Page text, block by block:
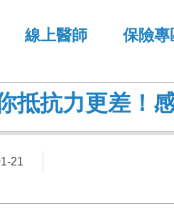
線上醫師 保險專
抵抗力更差！
21